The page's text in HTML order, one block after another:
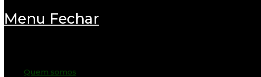
Menu Fechar
Quem somos